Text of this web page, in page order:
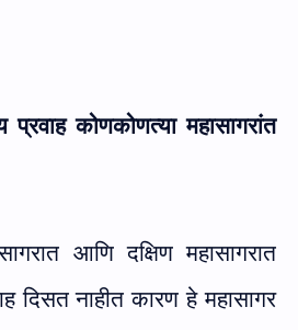
प्रवाह कोणकोणत्या महासागरांत
आणि दक्षिण महासागरात
दिसत नाहीत कारण हे महासागर